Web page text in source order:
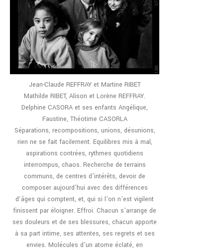
Jean-Claude REFFRAY et Martine RIBET
Mathilde RIBET, Alison et Lorène REFFRAY.
Delphine CASORA et ses enfants Angélique,
Faustine, Théotime CASORLA
Séparations, recompositions, unions, désunions,
rien ne se fait facilement. Equilibres mis à mal,
aspirations contrées, rythmes quotidiens
interrompus, chaos. Recherche de terrains
communs, de centres d’intérêts, devoir de
composer aujourd’hui avec des différences
d‘âges qui comptent, et, qui si l’on n’est vigilent
finissent par éloigner. Effroi. Chacun s’arrange de
ses douleurs et de ses blessures, chacun apporte
à sa part intime, ses attentes, ses regrets et ses
envies. Molécules d’un atome éclaté, en